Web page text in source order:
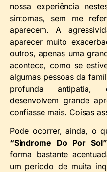
nossa experiência
sintomas, sem me
aparecem. A
aparecer muito
outros, apenas uma
acontece, como se
algumas pessoas da
profunda antipatia,
desenvolvem grande
confiasse mais. Coisas
Pode ocorrer, ainda, o
“Síndrome Do Por
forma bastante
um período de muita